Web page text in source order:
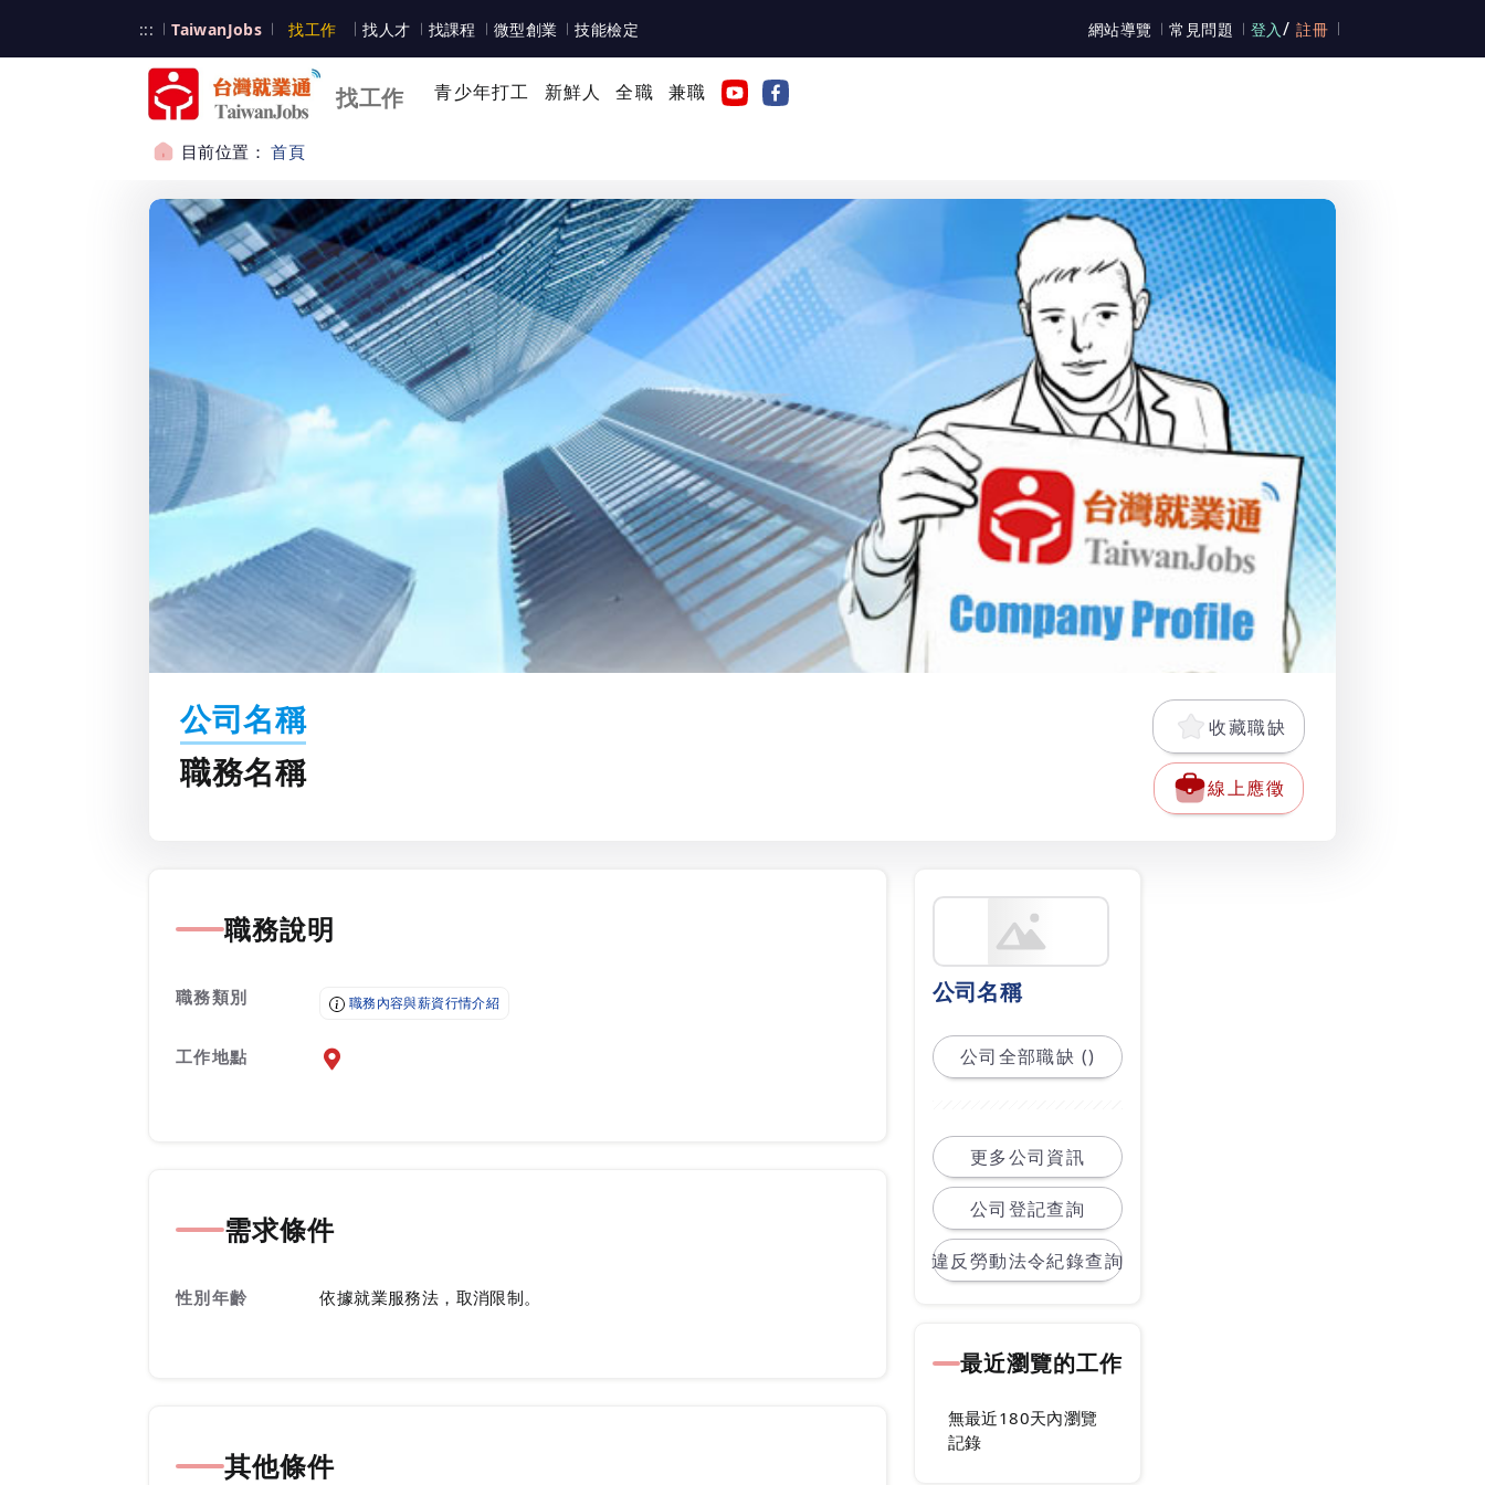
::: TaiwanJobs 台灣就業通
找工作 台灣就業通
找人才 找課程 微型創業 技能檢定 網站導覽 常見問題 登入 / 註冊
找工作 青少年打工 新鮮人 全職 兼職
目前位置：首頁
公司名稱
職務名稱
收藏職缺
線上應徵
職務說明
職務類別 職務內容與薪資行情介紹
工作地點 前往查看地圖
需求條件
性別年齡 依據就業服務法，取消限制。
其他條件
公司名稱
公司全部職缺 ()
更多公司資訊
公司登記查詢
違反勞動法令紀錄查詢
最近瀏覽的工作
無最近180天內瀏覽
記錄